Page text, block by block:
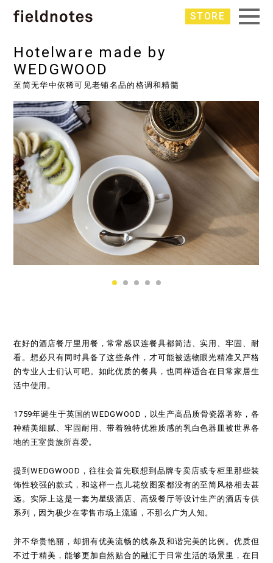
STORE
Hotelware made by
WEDGWOOD
至简无华中依稀可见老铺名品的格调和精髓
在好的酒店餐厅里用餐，常常感叹连餐具都简洁、实用、牢固、耐
看。想必只有同时具备了这些条件，才可能被选物眼光精准又严格
的专业人士们认可吧。如此优质的餐具，也同样适合在日常家居生
活中使用。
1759年诞生于英国的WEDGWOOD，以生产高品质骨瓷器著称，各
种精美细腻、牢固耐用、带着独特优雅质感的乳白色器皿被世界各
地的王室贵族所喜爱。
提到WEDGWOOD，往往会首先联想到品牌专卖店或专柜里那些装
饰性较强的款式，和这样一点儿花纹图案都没有的至简风格相去甚
远。实际上这是一套为星级酒店、高级餐厅等设计生产的酒店专供
系列，因为极少在零售市场上流通，不那么广为人知。
并不华贵艳丽，却拥有优美流畅的线条及和谐完美的比例。优质但
不过于精美，能够更加自然贴合的融汇于日常生活的场景里，在日